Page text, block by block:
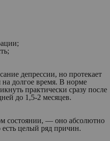
депрессии, но протекает
на долгое время. В норме
практически сразу после
до 1,5-2 месяцев.
состоянии, — оно абсолютно
целый ряд причин.